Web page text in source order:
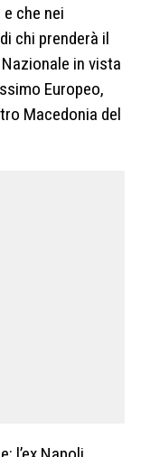
che nei
chi prenderà il
in vista
Europeo,
Macedonia del